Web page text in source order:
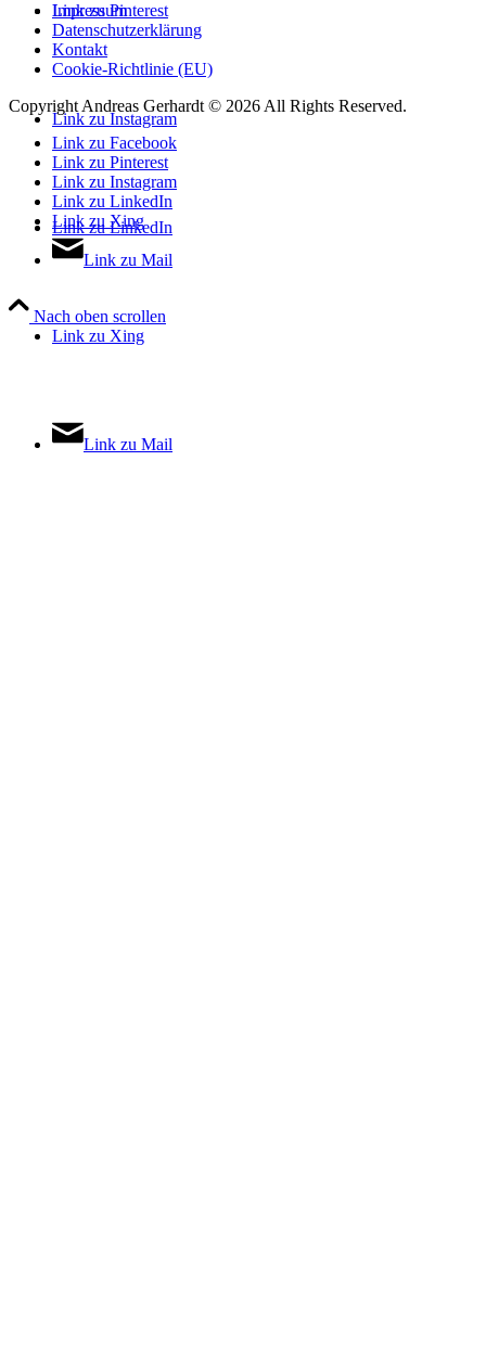
Link zu Pinterest
Link zu Instagram
Link zu LinkedIn
Link zu Xing
Link zu Mail
Impressum
Datenschutzerklärung
Kontakt
Cookie-Richtlinie (EU)
Copyright Andreas Gerhardt © 2026 All Rights Reserved.
Link zu Facebook
Link zu Pinterest
Link zu Instagram
Link zu LinkedIn
Link zu Xing
Link zu Mail
Nach oben scrollen